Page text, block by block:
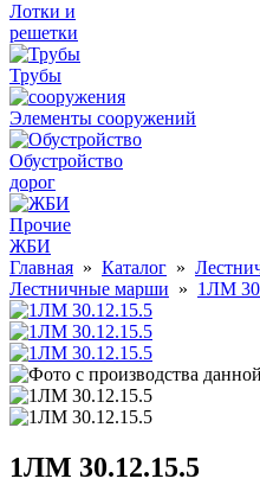
Лотки и
решетки
Трубы
Элементы сооружений
Обустройство
дорог
Прочие
ЖБИ
Главная » Каталог »
Лестничные марши » 1ЛМ
1ЛМ 30.12.15.5